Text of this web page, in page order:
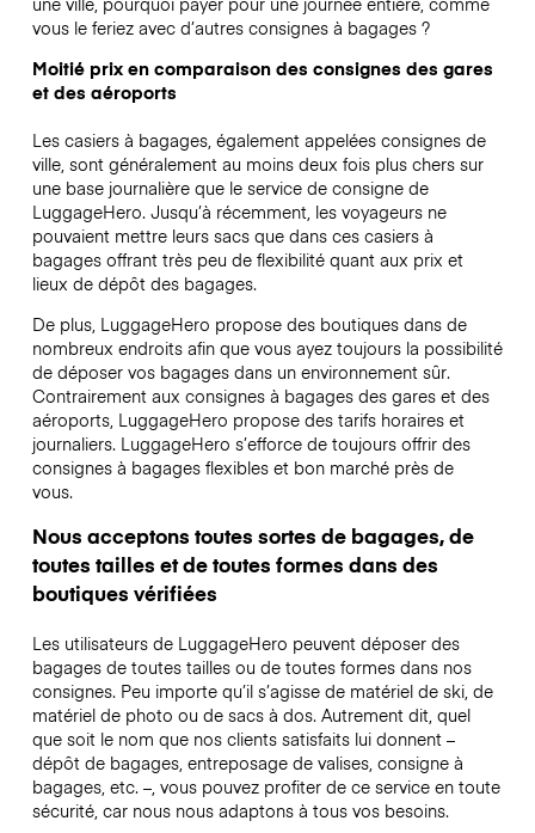
vous le feriez avec d’autres consignes à bagages ?
Moitié prix en comparaison des consignes des gares
et des aéroports
Les casiers à bagages, également appelées consignes de
ville, sont généralement au moins deux fois plus chers sur
une base journalière que le service de consigne de
LuggageHero. Jusqu’à récemment, les voyageurs ne
pouvaient mettre leurs sacs que dans ces casiers à
bagages offrant très peu de flexibilité quant aux prix et
lieux de dépôt des bagages.
De plus, LuggageHero propose des boutiques dans de
nombreux endroits afin que vous ayez toujours la possibilité
de déposer vos bagages dans un environnement sûr.
Contrairement aux consignes à bagages des gares et des
aéroports, LuggageHero propose des tarifs horaires et
journaliers. LuggageHero s’efforce de toujours offrir des
consignes à bagages flexibles et bon marché près de
vous.
Nous acceptons toutes sortes de bagages, de
toutes tailles et de toutes formes dans des
boutiques vérifiées
Les utilisateurs de LuggageHero peuvent déposer des
bagages de toutes tailles ou de toutes formes dans nos
consignes. Peu importe qu’il s’agisse de matériel de ski, de
matériel de photo ou de sacs à dos. Autrement dit, quel
que soit le nom que nos clients satisfaits lui donnent –
dépôt de bagages, entreposage de valises, consigne à
bagages, etc. –, vous pouvez profiter de ce service en toute
sécurité, car nous nous adaptons à tous vos besoins.